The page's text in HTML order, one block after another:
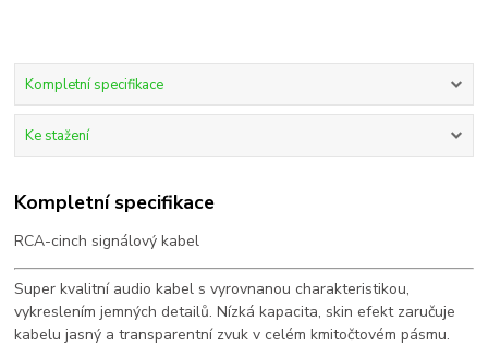
Kompletní specifikace
Ke stažení
Kompletní specifikace
RCA-cinch signálový kabel
Super kvalitní audio kabel s vyrovnanou charakteristikou,
vykreslením jemných detailů. Nízká kapacita, skin efekt zaručuje
kabelu jasný a transparentní zvuk v celém kmitočtovém pásmu.